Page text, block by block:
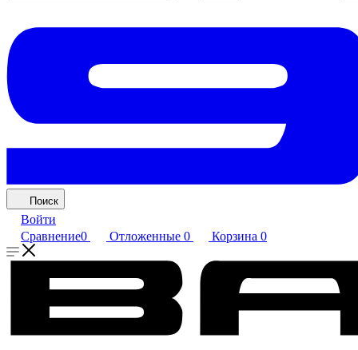
Поиск
Войти
Сравнение0 Отложенные 0 Корзина 0